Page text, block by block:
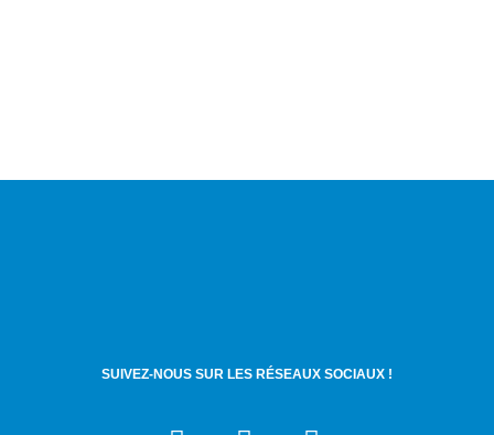
SUIVEZ-NOUS SUR LES RÉSEAUX SOCIAUX !